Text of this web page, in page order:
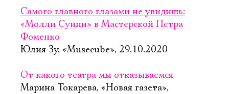
Самого главного глазами не увидишь:
«Молли Суини» в Мастерской Петра
Фоменко
Юлия Зу, «Musecube», 29.10.2020
От какого театра мы отказываемся
Марина Токарева, «Новая газета»,